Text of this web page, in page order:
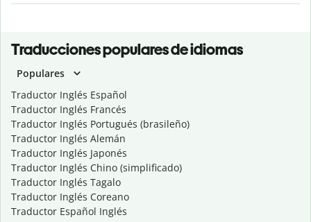
Traducciones populares de idiomas
Populares
Traductor Inglés Español
Traductor Inglés Francés
Traductor Inglés Portugués (brasileño)
Traductor Inglés Alemán
Traductor Inglés Japonés
Traductor Inglés Chino (simplificado)
Traductor Inglés Tagalo
Traductor Inglés Coreano
Traductor Español Inglés